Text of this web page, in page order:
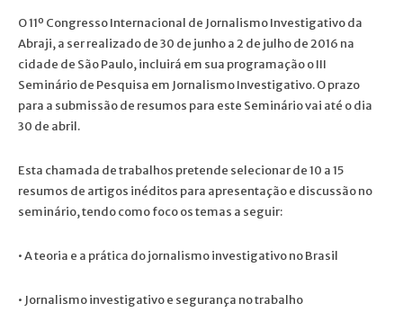
O 11º Congresso Internacional de Jornalismo Investigativo da
Abraji, a ser realizado de 30 de junho a 2 de julho de 2016 na
cidade de São Paulo, incluirá em sua programação o III
Seminário de Pesquisa em Jornalismo Investigativo. O prazo
para a submissão de resumos para este Seminário vai até o dia
30 de abril.
Esta chamada de trabalhos pretende selecionar de 10 a 15
resumos de artigos inéditos para apresentação e discussão no
seminário, tendo como foco os temas a seguir:
• A teoria e a prática do jornalismo investigativo no Brasil
• Jornalismo investigativo e segurança no trabalho